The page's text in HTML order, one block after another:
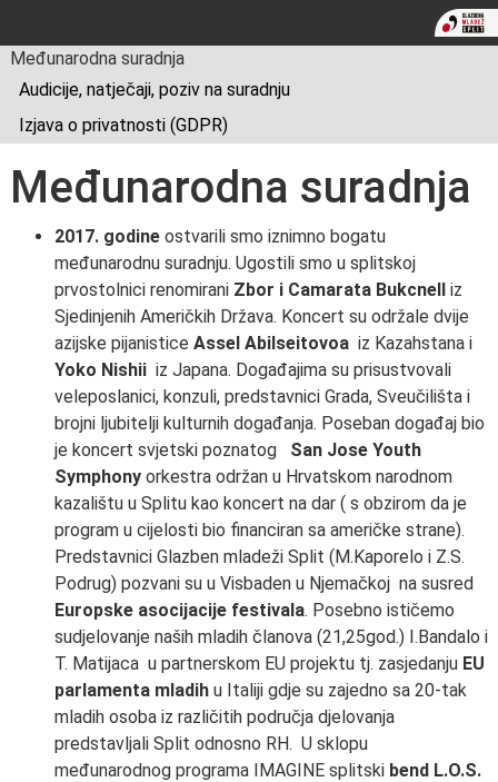
Međunarodna suradnja
Audicije, natječaji, poziv na suradnju
Izjava o privatnosti (GDPR)
Međunarodna suradnja
2017. godine ostvarili smo iznimno bogatu
međunarodnu suradnju. Ugostili smo u splitskoj
prvostolnici renomirani Zbor i Camarata Bukcnell iz
Sjedinjenih Američkih Država. Koncert su održale dvije
azijske pijanistice Assel Abilseitovoa iz Kazahstana i
Yoko Nishii iz Japana. Događajima su prisustvovali
veleposlanici, konzuli, predstavnici Grada, Sveučilišta i
brojni ljubitelji kulturnih događanja. Poseban događaj bio
je koncert svjetski poznatog San Jose Youth
Symphony orkestra održan u Hrvatskom narodnom
kazalištu u Splitu kao koncert na dar ( s obzirom da je
program u cijelosti bio financiran sa američke strane).
Predstavnici Glazben mladeži Split (M.Kaporelo i Z.S.
Podrug) pozvani su u Visbaden u Njemačkoj na susred
Europske asocijacije festivala. Posebno ističemo
sudjelovanje naših mladih članova (21,25god.) I.Bandalo i
T. Matijaca u partnerskom EU projektu tj. zasjedanju EU
parlamenta mladih u Italiji gdje su zajedno sa 20-tak
mladih osoba iz različitih područja djelovanja
predstavljali Split odnosno RH. U sklopu
međunarodnog programa IMAGINE splitski bend L.O.S.